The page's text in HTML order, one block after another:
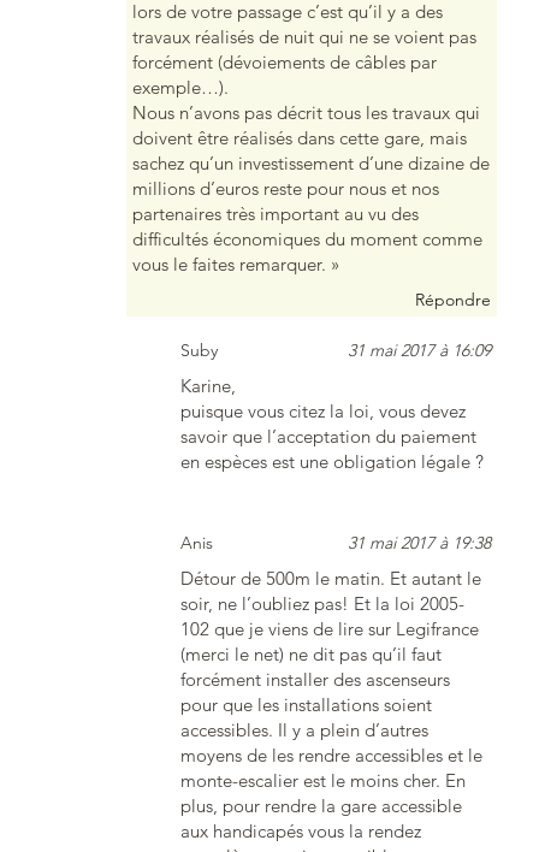
lors de votre passage c’est qu’il y a des
travaux réalisés de nuit qui ne se voient pas
forcément (dévoiements de câbles par
exemple…).
Nous n’avons pas décrit tous les travaux qui
doivent être réalisés dans cette gare, mais
sachez qu’un investissement d’une dizaine de
millions d’euros reste pour nous et nos
partenaires très important au vu des
difficultés économiques du moment comme
vous le faites remarquer. »
Répondre
Suby 31 mai 2017 à 16:09
Karine,
puisque vous citez la loi, vous devez
savoir que l’acceptation du paiement
en espèces est une obligation légale ?
Anis 31 mai 2017 à 19:38
Détour de 500m le matin. Et autant le
soir, ne l’oubliez pas! Et la loi 2005-
102 que je viens de lire sur Legifrance
(merci le net) ne dit pas qu’il faut
forcément installer des ascenseurs
pour que les installations soient
accessibles. Il y a plein d’autres
moyens de les rendre accessibles et le
monte-escalier est le moins cher. En
plus, pour rendre la gare accessible
aux handicapés vous la rendez